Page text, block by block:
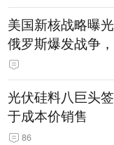
美国新核战略曝
俄罗斯爆发战争
术核武器
光伏硅料八巨头
于成本价销售
86